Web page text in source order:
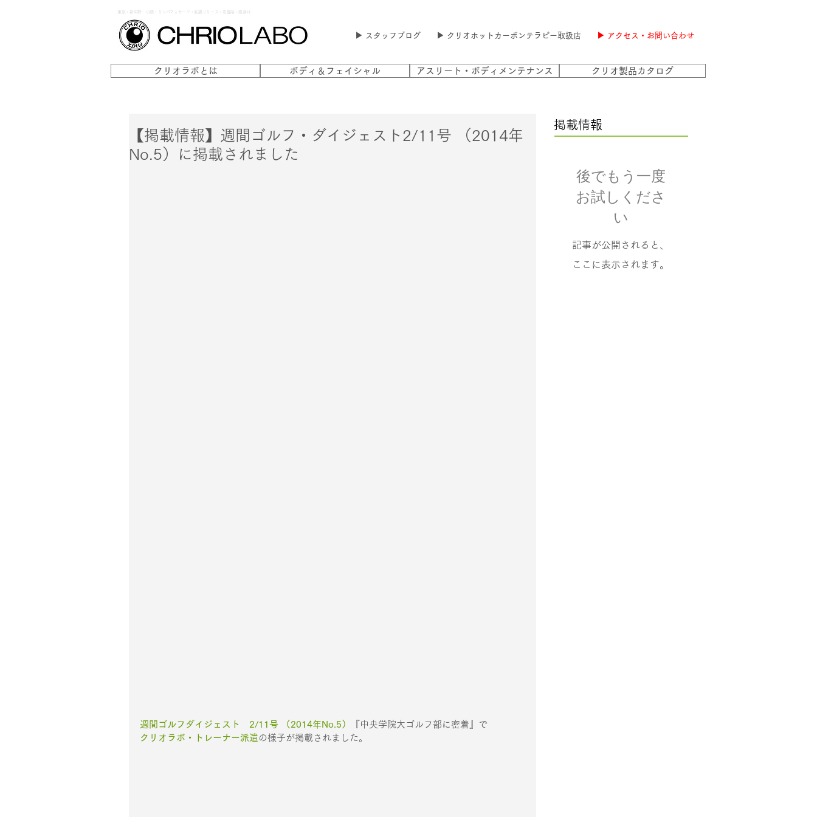
東京・新中野 小顔・リンパマッサージ・筋膜リリース・岩盤浴・痩身は
▶ スタッフブログ ▶ クリオホットカーボンテラピー取扱店 ▶ アクセス・お問い合わせ
クリオラボとは ボディ＆フェイシャル アスリート・ボディメンテナンス クリオ製品カタログ
【掲載情報】週間ゴルフ・ダイジェスト2/11号 （2014年
No.5）に掲載されました
週間ゴルフダイジェスト　2/11号 （2014年No.5）
『中央学院大ゴルフ部に密着』で
クリオラボ・トレーナー派遣 の様子が掲載されました。
掲載情報
後でもう一度
お試しくださ
い
記事が公開されると、
ここに表示されます。